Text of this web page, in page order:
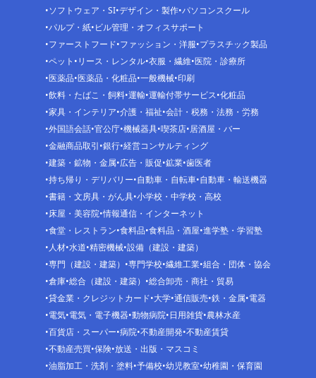
ソフトウェア・SI デザイン・製作 パソコンスクール
パルプ・紙 ビル管理・オフィスサポート
ファーストフード ファッション・洋服 プラスチック製品
ペット リース・レンタル 衣服・繊維 医院・診療所
医薬品 医薬品・化粧品 一般機械 印刷
飲料・たばこ・飼料 運輸 運輸付帯サービス 化粧品
家具・インテリア 介護・福祉 会計・税務・法務・労務
外国語会話 官公庁 機械器具 喫茶店 居酒屋・バー
金融商品取引 銀行 経営コンサルティング
建築・鉱物・金属 広告・販促 鉱業 歯医者
持ち帰り・デリバリー 自動車・自転車 自動車・輸送機器
書籍・文房具・がん具 小学校・中学校・高校
床屋・美容院 情報通信・インターネット
食堂・レストラン 食料品 食料品・酒屋 進学塾・学習塾
人材 水道 精密機械 設備（建設・建築）
専門（建設・建築）
専門学校 繊維工業 組合・団体・協会
倉庫 総合（建設・建築）
総合卸売・商社・貿易
貸金業・クレジットカード 大学 通信販売 鉄・金属 電器
電気 電気・電子機器 動物病院 日用雑貨 農林水産
百貨店・スーパー 病院 不動産開発 不動産賃貸
不動産売買 保険 放送・出版・マスコミ
油脂加工・洗剤・塗料 予備校 幼児教室 幼稚園・保育園